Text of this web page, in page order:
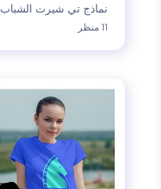
نماذج تي شيرت الشباب
11 منظر